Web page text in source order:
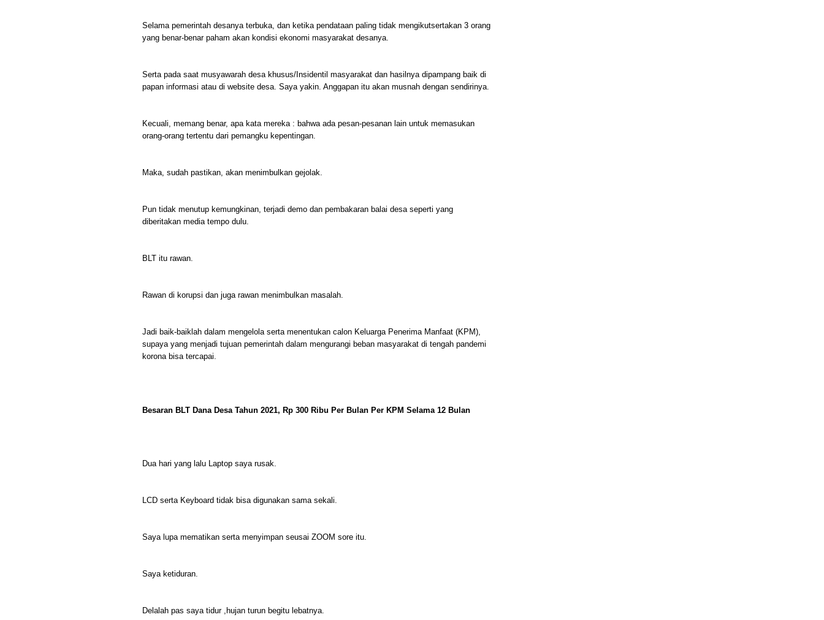
Selama pemerintah desanya terbuka, dan ketika pendataan paling tidak mengikutsertakan 3 orang
yang benar-benar paham akan kondisi ekonomi masyarakat desanya.
Serta pada saat musyawarah desa khusus/Insidentil masyarakat dan hasilnya dipampang baik di
papan informasi atau di website desa. Saya yakin. Anggapan itu akan musnah dengan sendirinya.
Kecuali, memang benar, apa kata mereka : bahwa ada pesan-pesanan lain untuk memasukan
orang-orang tertentu dari pemangku kepentingan.
Maka, sudah pastikan, akan menimbulkan gejolak.
Pun tidak menutup kemungkinan, terjadi demo dan pembakaran balai desa seperti yang
diberitakan media tempo dulu.
BLT itu rawan.
Rawan di korupsi dan juga rawan menimbulkan masalah.
Jadi baik-baiklah dalam mengelola serta menentukan calon Keluarga Penerima Manfaat (KPM),
supaya yang menjadi tujuan pemerintah dalam mengurangi beban masyarakat di tengah pandemi
korona bisa tercapai.
Besaran BLT Dana Desa Tahun 2021, Rp 300 Ribu Per Bulan Per KPM Selama 12 Bulan
Dua hari yang lalu Laptop saya rusak.
LCD serta Keyboard tidak bisa digunakan sama sekali.
Saya lupa mematikan serta menyimpan seusai ZOOM sore itu.
Saya ketiduran.
Delalah pas saya tidur ,hujan turun begitu lebatnya.